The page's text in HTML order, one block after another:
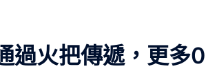
過火把傳遞，更